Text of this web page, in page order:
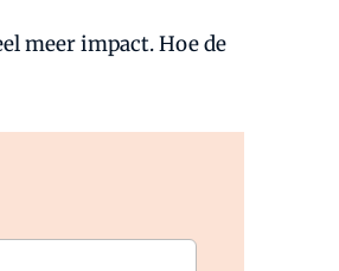
meer impact. Hoe de